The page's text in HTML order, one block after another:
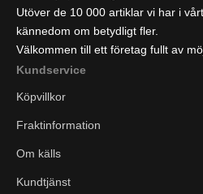
Utöver de 10 000 artiklar vi har i
kännedom om betydligt fler.
Välkommen till ett företag fullt av
Kundservice
Köpvillkor
Fraktinformation
Om källs
Kundtjänst